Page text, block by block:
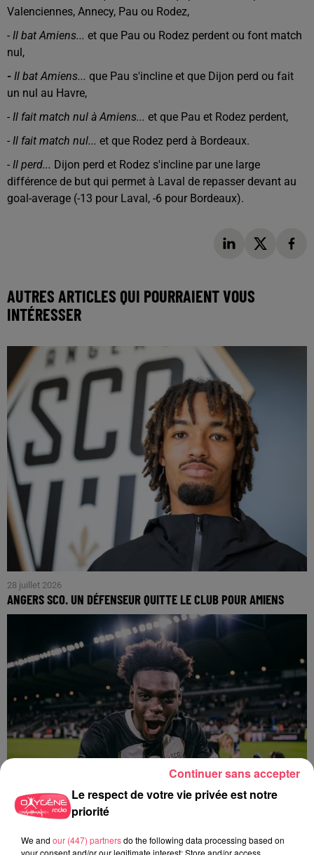
Valenciennes, Annecy, Pau ou Rodez,
- Il bat Amiens... et que Pau ou Rodez perdent ou font match
nul,
- Il bat Amiens... que Pau s'incline et que Dijon perd ou fait
un nul au Havre,
- Il fait match nul à Amiens... et que Pau et Rodez perdent,
- Il fait match nul... et que Rodez perd à Bordeaux.
- Il perd... Dijon perd et Rodez s'incline par une large
différence de but qui permet à Laval de repasser devant au
goal-average (-13 pour Laval, -6 pour Bordeaux).
AUTRES ARTICLES QUI POURRAIENT VOUS
INTÉRESSER
28 juillet 2026
ANGERS SCO. UN DÉFENSEUR QUITTE LE CLUB POUR AMIENS
Le respect de votre vie privée est notre
priorité
We and our (447) partnersdo the following data processing based on
your consent and/or our legitimate interest: Store and/or access
Continuer sans accepter